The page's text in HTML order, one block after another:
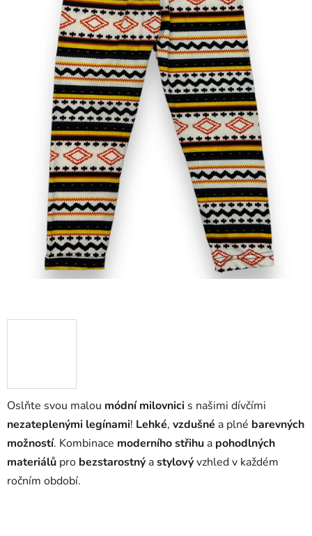
Oslňte svou malou módní milovnici s našimi dívčími
nezateplenými legínami! Lehké, vzdušné a plné barevných
možností. Kombinace moderního střihu a pohodlných
materiálů pro bezstarostný astylovývzhled v každém
ročním období.